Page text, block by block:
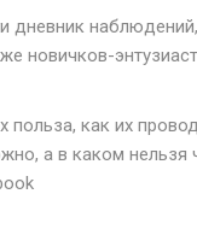
дневник
новичков-
польза, как их
а в каком нельзя